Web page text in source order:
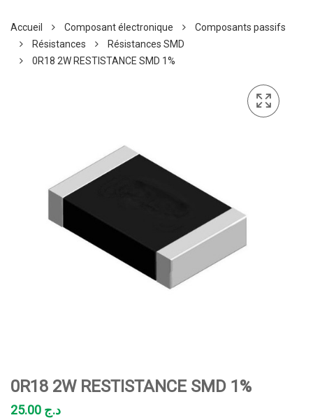
Accueil Composant électronique
Composants passifs
Résistances
Résistances SMD
0R18 2W RESTISTANCE SMD 1%
0R18 2W RESTISTANCE SMD 1%
د.ج